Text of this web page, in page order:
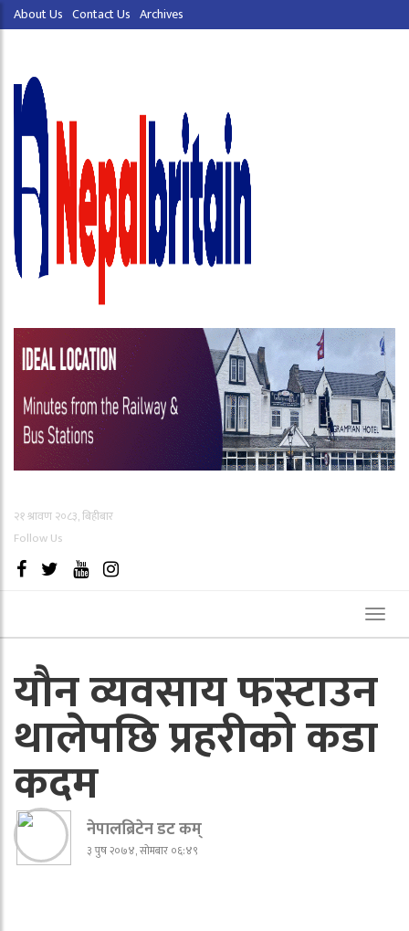
About Us Contact Us Archives
२१ श्रावण २०८३, बिहीबार
Follow Us
यौन व्यवसाय फस्टाउन
थालेपछि प्रहरीको कडा
कदम
नेपालब्रिटेन डट कम्
३ पुष २०७४, सोमबार ०६:४९